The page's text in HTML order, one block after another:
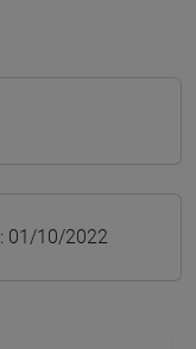
: 01/10/2022